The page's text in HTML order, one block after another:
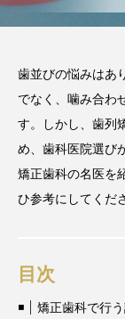
注目のト
おすすめ名医
マウスピース
歯並びの悩みはあ
でなく、噛み合わ
す。しかし、歯列
め、歯科医院選び
矯正歯科の名医を
ひ参考にしてくだ
目次
矯正歯科で行